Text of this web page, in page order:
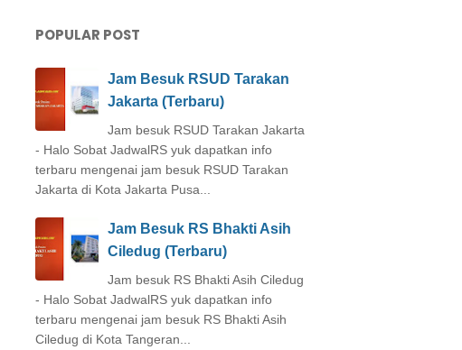
POPULAR POST
Jam Besuk RSUD Tarakan
Jakarta (Terbaru)
Jam besuk RSUD Tarakan Jakarta
- Halo Sobat JadwalRS yuk dapatkan info
terbaru mengenai jam besuk RSUD Tarakan
Jakarta di Kota Jakarta Pusa...
Jam Besuk RS Bhakti Asih
Ciledug (Terbaru)
Jam besuk RS Bhakti Asih Ciledug
- Halo Sobat JadwalRS yuk dapatkan info
terbaru mengenai jam besuk RS Bhakti Asih
Ciledug di Kota Tangeran...